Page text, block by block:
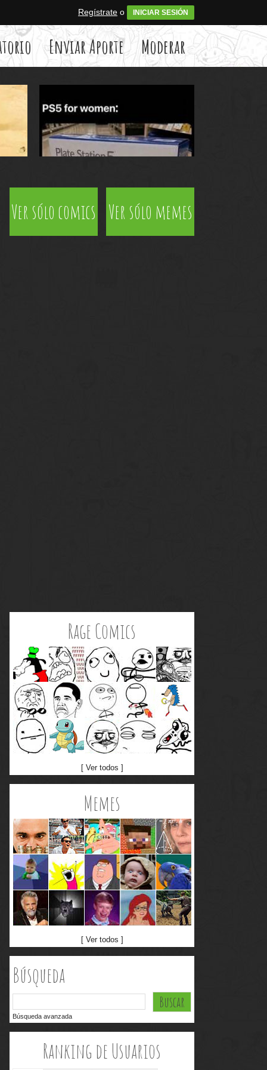
Regístrate o INICIAR SESIÓN
Enviar Aporte Moderar
Ver sólo comics Ver sólo memes
Rage Comics
[ Ver todos ]
Memes
[ Ver todos ]
Búsqueda
Búsqueda avanzada
Ranking de Usuarios